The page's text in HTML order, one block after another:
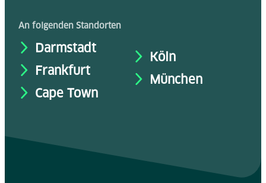
An folgenden Standorten
Darmstadt
Frankfurt
Cape Town
Köln
München